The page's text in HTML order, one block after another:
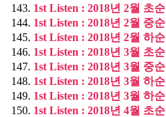
1st Listen : 2018년 2월 초순
1st Listen : 2018년 2월 중순
1st Listen : 2018년 2월 하순
1st Listen : 2018년 3월 초순
1st Listen : 2018년 3월 중순
1st Listen : 2018년 3월 하
1st Listen : 2018년 3월 하
1st Listen : 2018년 4월 초